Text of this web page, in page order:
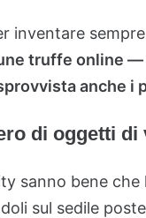
inventare
truffe online —
anche i
di oggetti
sanno bene che
sul sedile